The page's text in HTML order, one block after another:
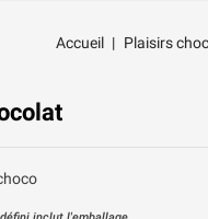
Accueil Plaisirs